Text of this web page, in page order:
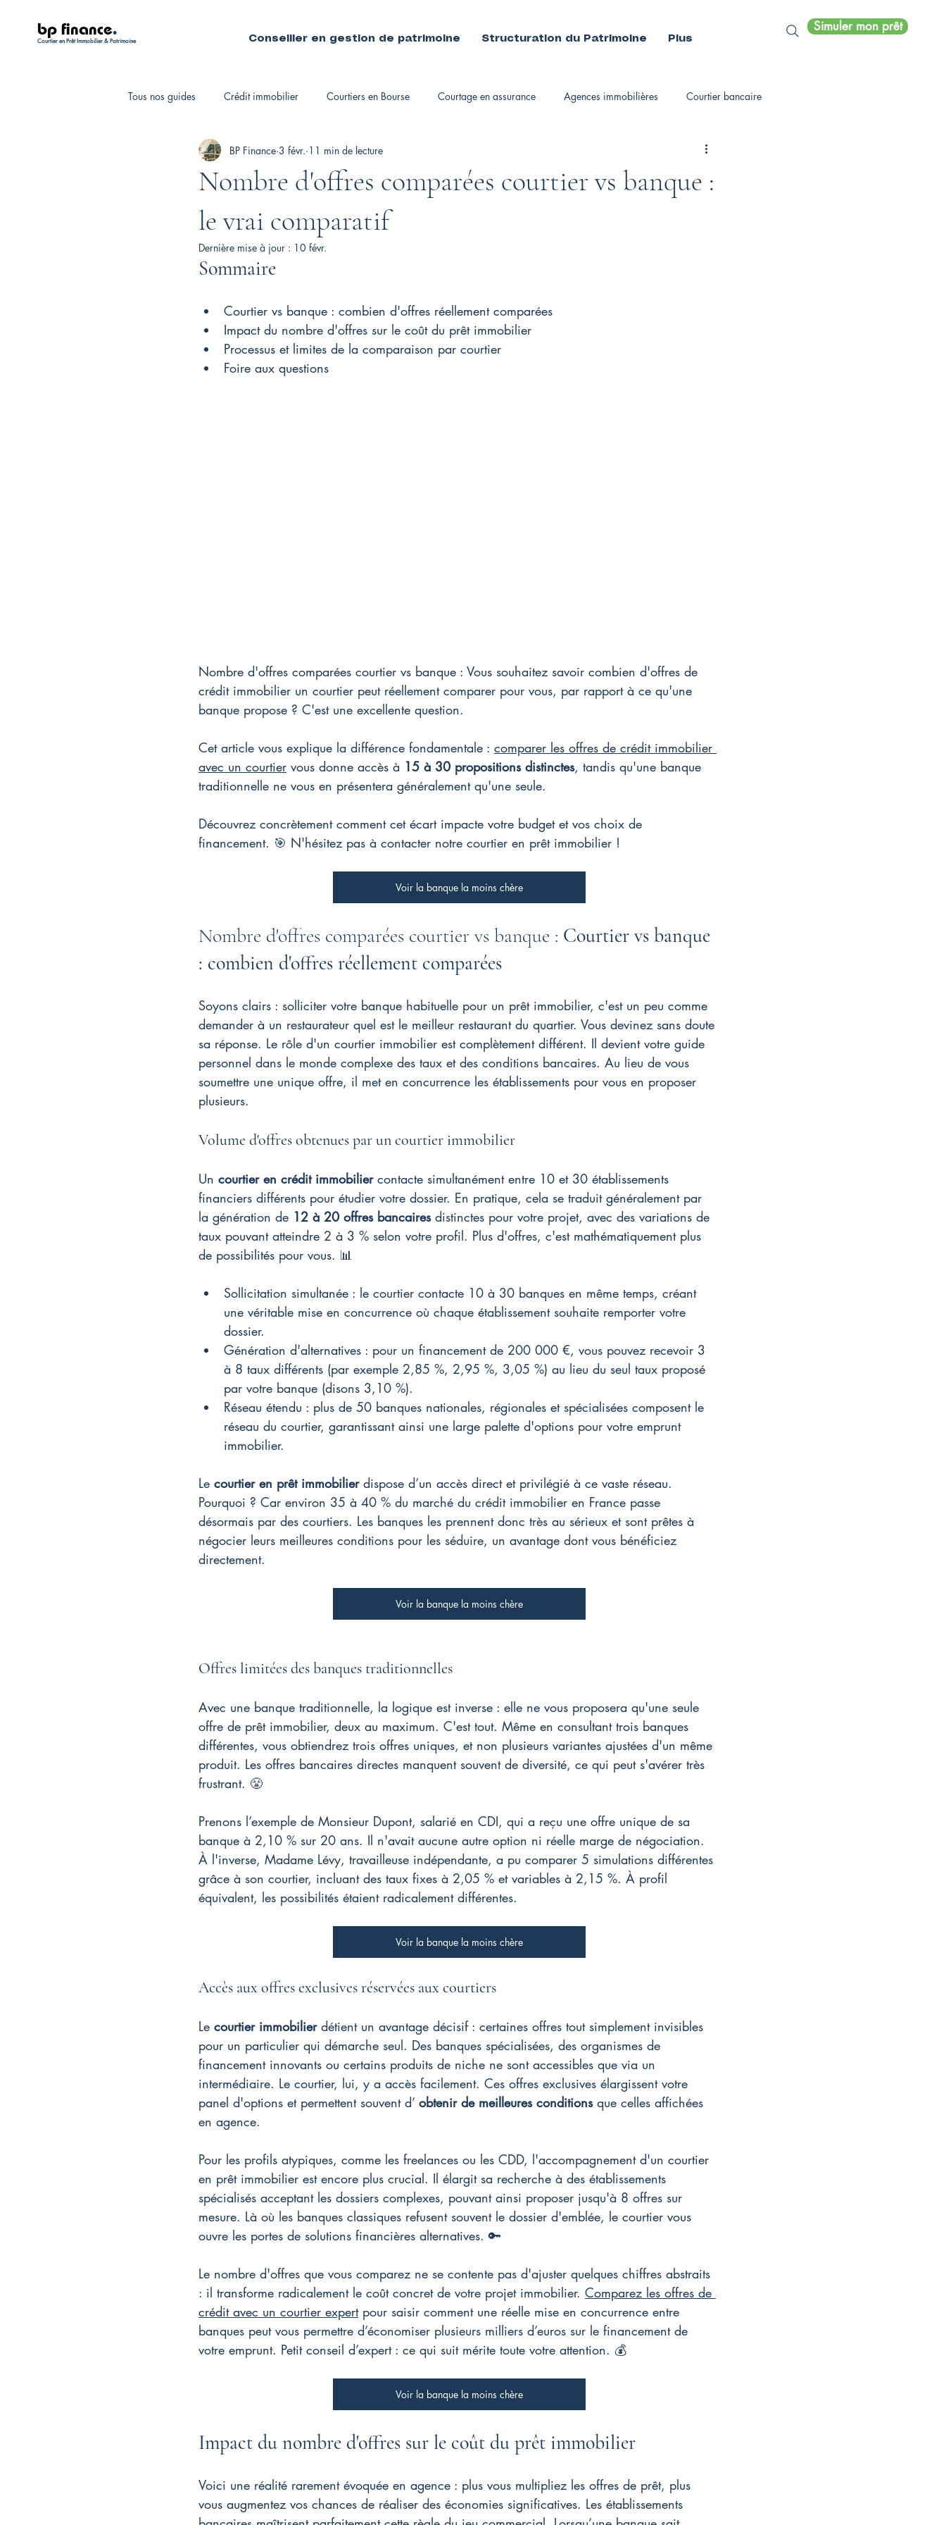
bp finance.
Courtier en Prêt Immobilier & Patrimoine Conseiller en gestion de patrimoine Structuration du Patrimoine Plus
Simuler mon prêt
Tous nos guides Crédit immobilier Courtiers en Bourse Courtage en assurance Agences immobilières Courtier bancaire
Fiscalité personnelle Courtiers immobiliers
Nombre d'offres comparées courtier vs banque :
le vrai comparatif
BP Finance 3 févr. 11 min de lecture
Dernière mise à jour : 10 févr.
Sommaire
Courtier vs banque : combien d'offres réellement comparées
Impact du nombre d'offres sur le coût du prêt immobilier
Processus et limites de la comparaison par courtier
Foire aux questions
Nombre d'offres comparées courtier vs banque : Vous souhaitez savoir combien d'offres de
crédit immobilier un courtier peut réellement comparer pour vous, par rapport à ce qu'une
banque propose ? C'est une excellente question.
Cet article vous explique la différence fondamentale : comparer les offres de crédit immobilier
avec un courtier vous donne accès à 15 à 30 propositions distinctes, tandis qu'une banque
traditionnelle ne vous en présentera généralement qu'une seule.
Découvrez concrètement comment cet écart impacte votre budget et vos choix de
financement. 🎯 N'hésitez pas à contacter notre courtier en prêt immobilier !
Voir la banque la moins chère
Nombre d'offres comparées courtier vs banque : Courtier vs banque
: combien d'offres réellement comparées
Soyons clairs : solliciter votre banque habituelle pour un prêt immobilier, c'est un peu comme
demander à un restaurateur quel est le meilleur restaurant du quartier. Vous devinez sans doute
sa réponse. Le rôle d'un courtier immobilier est complètement différent. Il devient votre guide
personnel dans le monde complexe des taux et des conditions bancaires. Au lieu de vous
soumettre une unique offre, il met en concurrence les établissements pour vous en proposer
plusieurs.
Volume d'offres obtenues par un courtier immobilier
Un courtier en crédit immobilier contacte simultanément entre 10 et 30 établissements
financiers différents pour étudier votre dossier. En pratique, cela se traduit généralement par
la génération de 12 à 20 offres bancaires distinctes pour votre projet, avec des variations de
taux pouvant atteindre 2 à 3 % selon votre profil. Plus d'offres, c'est mathématiquement plus
de possibilités pour vous. 📊
Sollicitation simultanée : le courtier contacte 10 à 30 banques en même temps, créant
une véritable mise en concurrence où chaque établissement souhaite remporter votre
dossier.
Génération d'alternatives : pour un financement de 200 000 €, vous pouvez recevoir 3
à 8 taux différents (par exemple 2,85 %, 2,95 %, 3,05 %) au lieu du seul taux proposé
par votre banque (disons 3,10 %).
Réseau étendu : plus de 50 banques nationales, régionales et spécialisées composent le
réseau du courtier, garantissant ainsi une large palette d'options pour votre emprunt
immobilier.
Le courtier en prêt immobilier dispose d’un accès direct et privilégié à ce vaste réseau.
Pourquoi ? Car environ 35 à 40 % du marché du crédit immobilier en France passe
désormais par des courtiers. Les banques les prennent donc très au sérieux et sont prêtes à
négocier leurs meilleures conditions pour les séduire, un avantage dont vous bénéficiez
directement.
Voir la banque la moins chère
Offres limitées des banques traditionnelles
Avec une banque traditionnelle, la logique est inverse : elle ne vous proposera qu'une seule
offre de prêt immobilier, deux au maximum. C'est tout. Même en consultant trois banques
différentes, vous obtiendrez trois offres uniques, et non plusieurs variantes ajustées d'un même
produit. Les offres bancaires directes manquent souvent de diversité, ce qui peut s'avérer très
frustrant. 😤
Prenons l’exemple de Monsieur Dupont, salarié en CDI, qui a reçu une offre unique de sa
banque à 2,10 % sur 20 ans. Il n'avait aucune autre option ni réelle marge de négociation.
À l'inverse, Madame Lévy, travailleuse indépendante, a pu comparer 5 simulations différentes
grâce à son courtier, incluant des taux fixes à 2,05 % et variables à 2,15 %. À profil
équivalent, les possibilités étaient radicalement différentes.
Voir la banque la moins chère
Accès aux offres exclusives réservées aux courtiers
Le courtier immobilier détient un avantage décisif : certaines offres tout simplement invisibles
pour un particulier qui démarche seul. Des banques spécialisées, des organismes de
financement innovants ou certains produits de niche ne sont accessibles que via un
intermédiaire. Le courtier, lui, y a accès facilement. Ces offres exclusives élargissent votre
panel d'options et permettent souvent d’ obtenir de meilleures conditions que celles affichées
en agence.
Pour les profils atypiques, comme les freelances ou les CDD, l'accompagnement d'un courtier
en prêt immobilier est encore plus crucial. Il élargit sa recherche à des établissements
spécialisés acceptant les dossiers complexes, pouvant ainsi proposer jusqu'à 8 offres sur
mesure. Là où les banques classiques refusent souvent le dossier d'emblée, le courtier vous
ouvre les portes de solutions financières alternatives. 🔑
Le nombre d'offres que vous comparez ne se contente pas d'ajuster quelques chiffres abstraits
: il transforme radicalement le coût concret de votre projet immobilier. Comparez les offres de
crédit avec un courtier expert pour saisir comment une réelle mise en concurrence entre
banques peut vous permettre d’économiser plusieurs milliers d’euros sur le financement de
votre emprunt. Petit conseil d’expert : ce qui suit mérite toute votre attention. 💰
Voir la banque la moins chère
Impact du nombre d'offres sur le coût du prêt immobilier
Voici une réalité rarement évoquée en agence : plus vous multipliez les offres de prêt, plus
vous augmentez vos chances de réaliser des économies significatives. Les établissements